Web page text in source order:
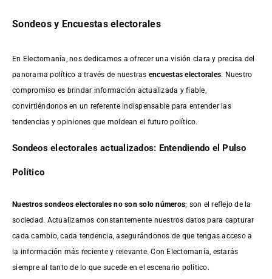
Sondeos y Encuestas electorales
En Electomanía, nos dedicamos a ofrecer una visión clara y precisa del
panorama político a través de nuestras encuestas electorales. Nuestro
compromiso es brindar información actualizada y fiable,
convirtiéndonos en un referente indispensable para entender las
tendencias y opiniones que moldean el futuro político.
Sondeos electorales actualizados: Entendiendo el Pulso
Político
Nuestros sondeos electorales no son solo números; son el reflejo de la
sociedad. Actualizamos constantemente nuestros datos para capturar
cada cambio, cada tendencia, asegurándonos de que tengas acceso a
la información más reciente y relevante. Con Electomanía, estarás
siempre al tanto de lo que sucede en el escenario político.